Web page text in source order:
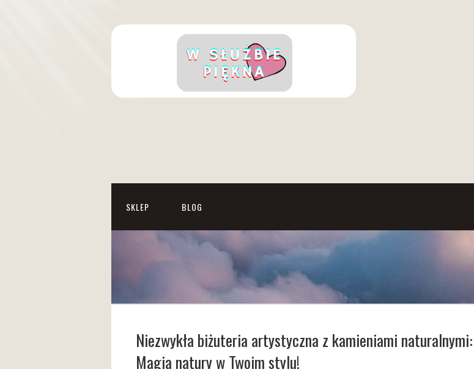
SKLEP BLOG
Niezwykła biżuteria artystyczna z kamieniami naturalnymi:
Magia natury w Twoim stylu!